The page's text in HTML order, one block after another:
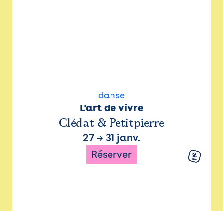
danse
L'art de vivre
Clédat & Petitpierre
27 → 31 janv.
Réserver